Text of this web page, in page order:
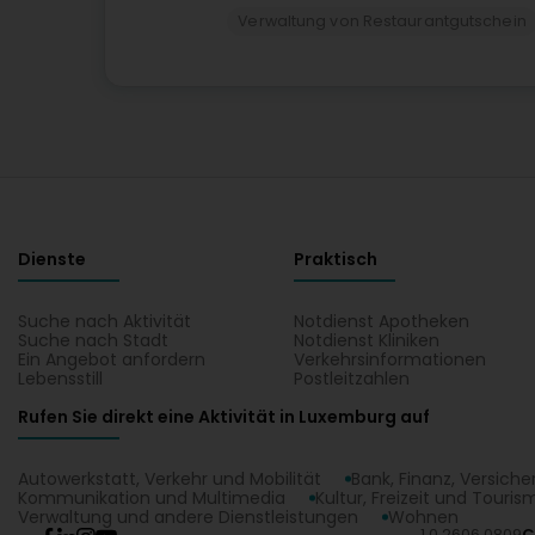
Dienste
Suche nach Aktivität
Suche nach Stadt
Ein Angebot anfordern
Lebensstill
Praktisch
Notdienst Apotheken
Notdienst Kliniken
Verkehrsinformationen
Postleitzahlen
Rufen Sie direkt eine Aktivität in Luxemburg auf
Autowerkstatt, Verkehr und Mobilität Bank, Finanz,
Kommunikation und Multimedia
Kultur, Freizeit und
Verwaltung und andere Dienstleistungen
Wohnen